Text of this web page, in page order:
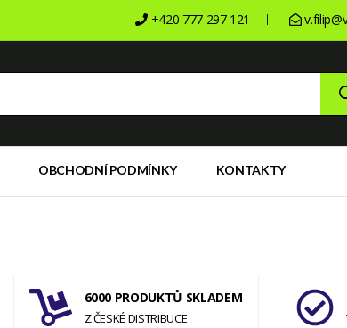
+420 777 297 121
OBCHODNÍ PODMÍNKY KONTAKTY
6000 PRODUKTŮ SKLADEM
Z ČESKÉ DISTRIBUCE